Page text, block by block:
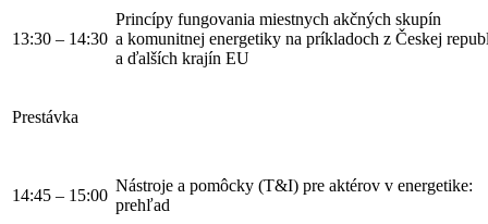
13:30 – 14:30
Princípy fungovania miestnych akčných skupín
a komunitnej energetiky na príkladoch z Českej
a ďalších krajín EU
Prestávka
14:45 – 15:00
Nástroje a pomôcky (T&I) pre aktérov v energetike:
prehľad